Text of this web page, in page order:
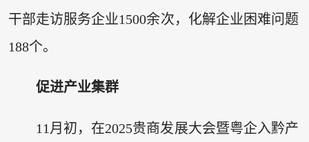
干部走访服务企业1500余次，化解企业困难问题
188个。
促进产业集群
11月初，在2025贵商发展大会暨粤企入黔产